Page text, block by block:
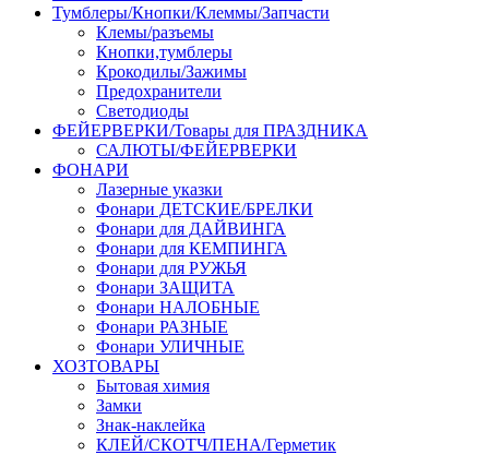
Тумблеры/Кнопки/Клеммы/Запчасти
Клемы/разъемы
Кнопки,тумблеры
Крокодилы/Зажимы
Предохранители
Светодиоды
ФЕЙЕРВЕРКИ/Товары для ПРАЗДНИКА
САЛЮТЫ/ФЕЙЕРВЕРКИ
ФОНАРИ
Лазерные указки
Фонари ДЕТСКИЕ/БРЕЛКИ
Фонари для ДАЙВИНГА
Фонари для КЕМПИНГА
Фонари для РУЖЬЯ
Фонари ЗАЩИТА
Фонари НАЛОБНЫЕ
Фонари РАЗНЫЕ
Фонари УЛИЧНЫЕ
ХОЗТОВАРЫ
Бытовая химия
Замки
Знак-наклейка
КЛЕЙ/СКОТЧ/ПЕНА/Герметик